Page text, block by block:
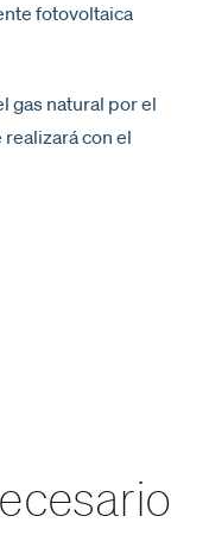
fotovoltaica
gas natural por el
con el